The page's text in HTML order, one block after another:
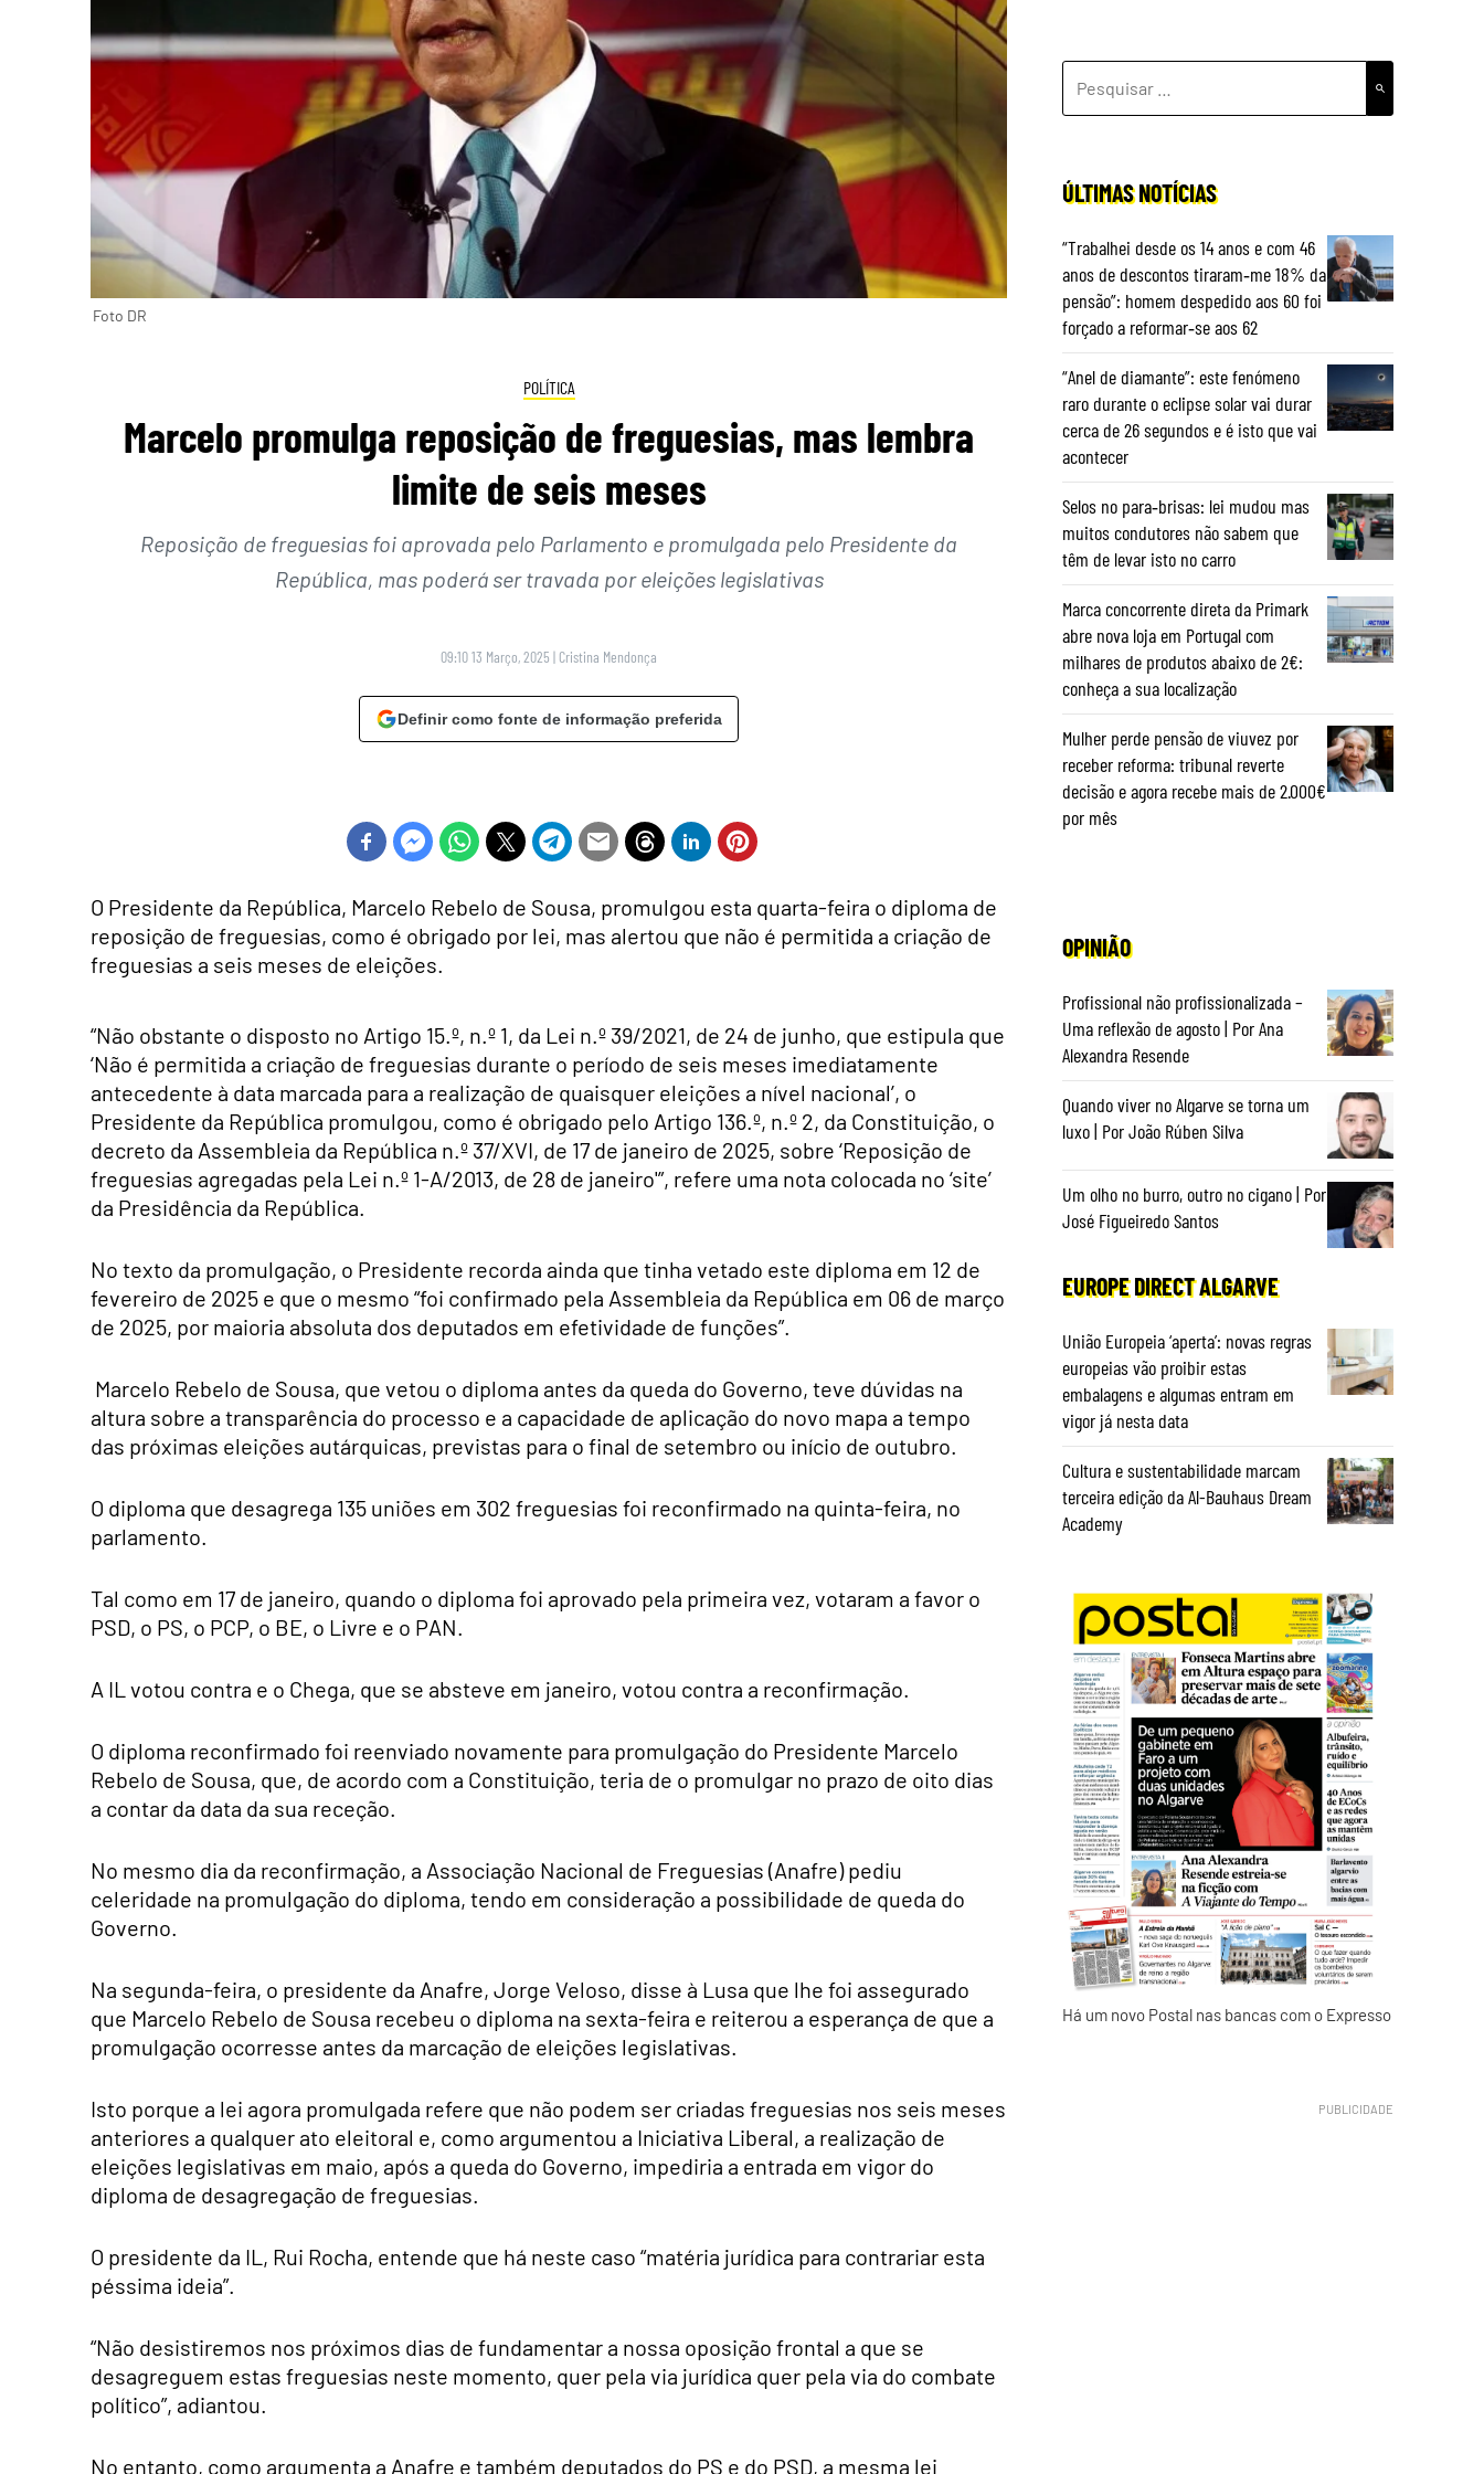
Foto DR
POLÍTICA
Marcelo promulga reposição de freguesias, mas lembra
limite de seis meses
Reposição de freguesias foi aprovada pelo Parlamento e promulgada pelo Presidente da
República, mas poderá ser travada por eleições legislativas
09:10 13 Março, 2025 | Cristina Mendonça
Definir como fonte de informação preferida
O Presidente da República, Marcelo Rebelo de Sousa, promulgou esta quarta-feira o diploma de
reposição de freguesias, como é obrigado por lei, mas alertou que não é permitida a criação de
freguesias a seis meses de eleições.
“Não obstante o disposto no Artigo 15.º, n.º 1, da Lei n.º 39/2021, de 24 de junho, que estipula que
‘Não é permitida a criação de freguesias durante o período de seis meses imediatamente
antecedente à data marcada para a realização de quaisquer eleições a nível nacional’, o
Presidente da República promulgou, como é obrigado pelo Artigo 136.º, n.º 2, da Constituição, o
decreto da Assembleia da República n.º 37/XVI, de 17 de janeiro de 2025, sobre ‘Reposição de
freguesias agregadas pela Lei n.º 1-A/2013, de 28 de janeiro'”, refere uma nota colocada no ‘site’
da Presidência da República.
No texto da promulgação, o Presidente recorda ainda que tinha vetado este diploma em 12 de
fevereiro de 2025 e que o mesmo “foi confirmado pela Assembleia da República em 06 de março
de 2025, por maioria absoluta dos deputados em efetividade de funções”.
Marcelo Rebelo de Sousa, que vetou o diploma antes da queda do Governo, teve dúvidas na
altura sobre a transparência do processo e a capacidade de aplicação do novo mapa a tempo
das próximas eleições autárquicas, previstas para o final de setembro ou início de outubro.
O diploma que desagrega 135 uniões em 302 freguesias foi reconfirmado na quinta-feira, no
parlamento.
Tal como em 17 de janeiro, quando o diploma foi aprovado pela primeira vez, votaram a favor o
PSD, o PS, o PCP, o BE, o Livre e o PAN.
A IL votou contra e o Chega, que se absteve em janeiro, votou contra a reconfirmação.
O diploma reconfirmado foi reenviado novamente para promulgação do Presidente Marcelo
Rebelo de Sousa, que, de acordo com a Constituição, teria de o promulgar no prazo de oito dias
a contar da data da sua receção.
No mesmo dia da reconfirmação, a Associação Nacional de Freguesias (Anafre) pediu
celeridade na promulgação do diploma, tendo em consideração a possibilidade de queda do
Governo.
Na segunda-feira, o presidente da Anafre, Jorge Veloso, disse à Lusa que lhe foi assegurado
que Marcelo Rebelo de Sousa recebeu o diploma na sexta-feira e reiterou a esperança de que a
promulgação ocorresse antes da marcação de eleições legislativas.
Isto porque a lei agora promulgada refere que não podem ser criadas freguesias nos seis meses
anteriores a qualquer ato eleitoral e, como argumentou a Iniciativa Liberal, a realização de
eleições legislativas em maio, após a queda do Governo, impediria a entrada em vigor do
diploma de desagregação de freguesias.
O presidente da IL, Rui Rocha, entende que há neste caso “matéria jurídica para contrariar esta
péssima ideia”.
“Não desistiremos nos próximos dias de fundamentar a nossa oposição frontal a que se
desagreguem estas freguesias neste momento, quer pela via jurídica quer pela via do combate
político”, adiantou.
No entanto, como argumenta a Anafre e também deputados do PS e do PSD, a mesma lei
POR:
ÚLTIMAS NOTÍCIAS
“Trabalhei desde os 14 anos e com 46
anos de descontos tiraram‑me 18% da
pensão”: homem despedido aos 60 foi
forçado a reformar‑se aos 62
“Anel de diamante”: este fenómeno
raro durante o eclipse solar vai durar
cerca de 26 segundos e é isto que vai
acontecer
Selos no para‑brisas: lei mudou mas
muitos condutores não sabem que
têm de levar isto no carro
Marca concorrente direta da Primark
abre nova loja em Portugal com
milhares de produtos abaixo de 2€:
conheça a sua localização
Mulher perde pensão de viuvez por
receber reforma: tribunal reverte
decisão e agora recebe mais de 2.000€
por mês
OPINIÃO
Profissional não profissionalizada –
Uma reflexão de agosto | Por Ana
Alexandra Resende
Quando viver no Algarve se torna um
luxo | Por João Rúben Silva
Um olho no burro, outro no cigano | Por
José Figueiredo Santos
EUROPE DIRECT ALGARVE
União Europeia ‘aperta’: novas regras
europeias vão proibir estas
embalagens e algumas entram em
vigor já nesta data
Cultura e sustentabilidade marcam
terceira edição da Al-Bauhaus Dream
Academy
Há um novo Postal nas bancas com o Expresso